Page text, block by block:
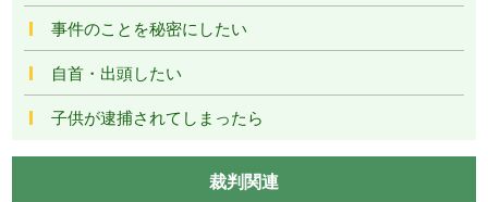
事件のことを秘密にしたい
自首・出頭したい
子供が逮捕されてしまったら
裁判関連